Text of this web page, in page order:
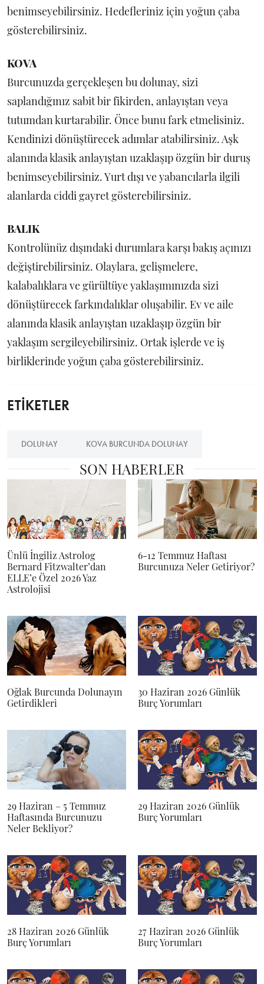
benimseyebilirsiniz. Hedefleriniz için yoğun çaba
gösterebilirsiniz.
KOVA
Burcunuzda gerçekleşen bu dolunay, sizi
saplandığınız sabit bir fikirden, anlayıştan veya
tutumdan kurtarabilir. Önce bunu fark etmelisiniz.
Kendinizi dönüştürecek adımlar atabilirsiniz. Aşk
alanında klasik anlayıştan uzaklaşıp özgün bir duruş
benimseyebilirsiniz. Yurt dışı ve yabancılarla ilgili
alanlarda ciddi gayret gösterebilirsiniz.
BALIK
Kontrolünüz dışındaki durumlara karşı bakış açınızı
değiştirebilirsiniz. Olaylara, gelişmelere,
kalabalıklara ve gürültüye yaklaşımınızda sizi
dönüştürecek farkındalıklar oluşabilir. Ev ve aile
alanında klasik anlayıştan uzaklaşıp özgün bir
yaklaşım sergileyebilirsiniz. Ortak işlerde ve iş
birliklerinde yoğun çaba gösterebilirsiniz.
ETİKETLER
DOLUNAY KOVA BURCUNDA DOLUNAY
SON HABERLER
Ünlü İngiliz Astrolog
Bernard Fitzwalter’dan
ELLE’e Özel 2026 Yaz
Astrolojisi
6-12 Temmuz Haftası
Burcunuza Neler Getiriyor?
Oğlak Burcunda Dolunayın
Getirdikleri
30 Haziran 2026 Günlük
Burç Yorumları
29 Haziran – 5 Temmuz
Haftasında Burcunuzu
Neler Bekliyor?
29 Haziran 2026 Günlük
Burç Yorumları
28 Haziran 2026 Günlük
Burç Yorumları
27 Haziran 2026 Günlük
Burç Yorumları